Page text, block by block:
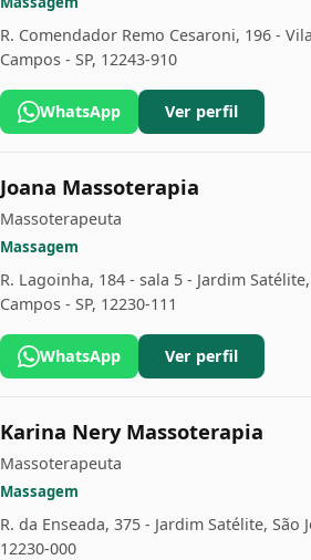
R. Comendador Remo Cesaroni, 196 -
Campos - SP, 12243-910
WhatsApp Ver perfil
Joana Massoterapia
Massoterapeuta
Massagem
R. Lagoinha, 184 - sala 5 - Jardim
Campos - SP, 12230-111
WhatsApp Ver perfil
Karina Nery Massoterapia
Massoterapeuta
Massagem
R. da Enseada, 375 - Jardim Satélite, São
12230-000